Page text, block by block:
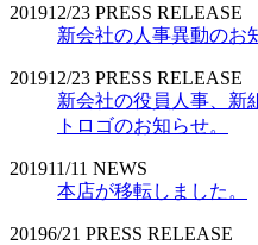
201912/23 PRESS RELEASE
新会社の人事異動のお
201912/23 PRESS RELEASE
新会社の役員人事、新
トロゴのお知らせ。
201911/11 NEWS
本店が移転しました。
20196/21 PRESS RELEASE